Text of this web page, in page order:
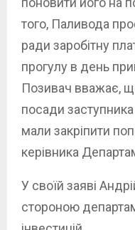
того, Паливода
ради заробітну
прогулу в день
Позивач вважає,
посади
мали закріпити
керівника
У своїй заяві
стороною